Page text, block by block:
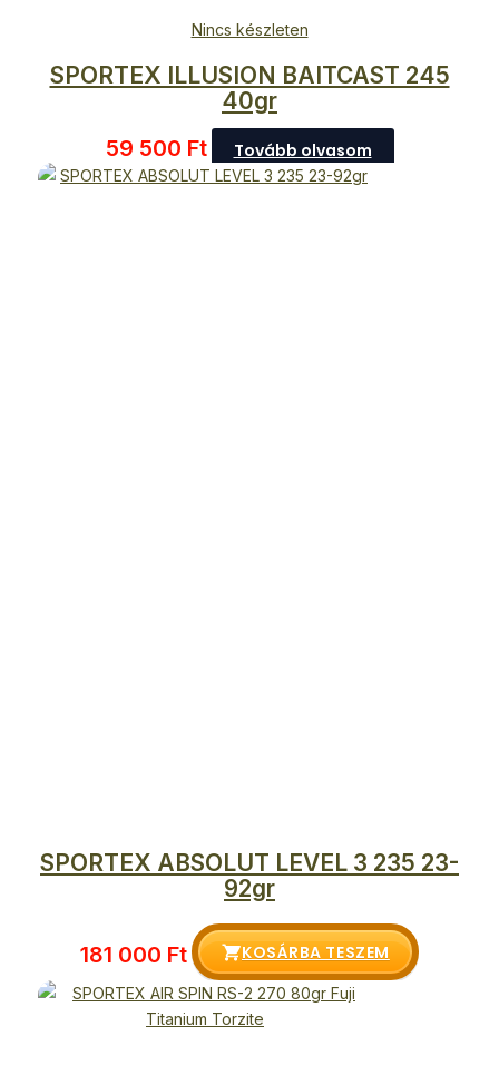
Nincs készleten
SPORTEX ILLUSION BAITCAST 245
40gr
59 500 Ft Tovább olvasom
SPORTEX ABSOLUT LEVEL 3 235 23-
92gr
181 000 Ft KOSÁRBA TESZEM